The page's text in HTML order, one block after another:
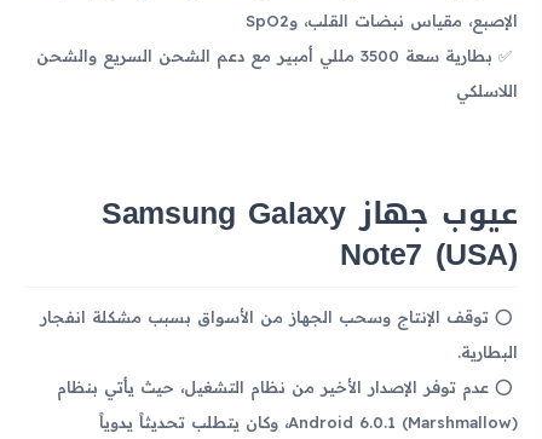
الإصبع، مقياس نبضات القلب، وSpO2
بطارية سعة 3500 مللي أمبير مع دعم الشحن السريع والشحن
اللاسلكي
عيوب جهاز Samsung Galaxy
Note7 (USA)
توقف الإنتاج وسحب الجهاز من الأسواق بسبب مشكلة انفجار
البطارية.
عدم توفر الإصدار الأخير من نظام التشغيل، حيث يأتي بنظام
Android 6.0.1 (Marshmallow)، وكان يتطلب تحديثاً يدوياً